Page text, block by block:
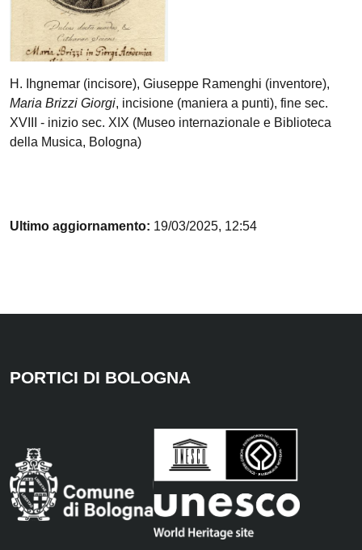
H. Ihgnemar (incisore), Giuseppe Ramenghi (inventore),
Maria Brizzi Giorgi, incisione (maniera a punti), fine sec.
XVIII - inizio sec. XIX (Museo internazionale e Biblioteca
della Musica, Bologna)
Ultimo aggiornamento: 19/03/2025, 12:54
PORTICI DI BOLOGNA